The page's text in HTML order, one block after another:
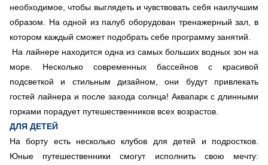
необходимое, чтобы выглядеть и чувствовать себя наилучшим
образом. На одной из палуб оборудован тренажерный зал, в
котором каждый сможет подобрать себе программу занятий.
На лайнере находится одна из самых больших водных зон на
море. Несколько современных бассейнов с красивой
подсветкой и стильным дизайном, они будут привлекать
гостей лайнера и после захода солнца! Аквапарк с длинными
горками порадует путешественников всех возрастов.
ДЛЯ ДЕТЕЙ
На борту есть несколько клубов для детей и подростков.
Юные путешественники смогут исполнить свою мечту: